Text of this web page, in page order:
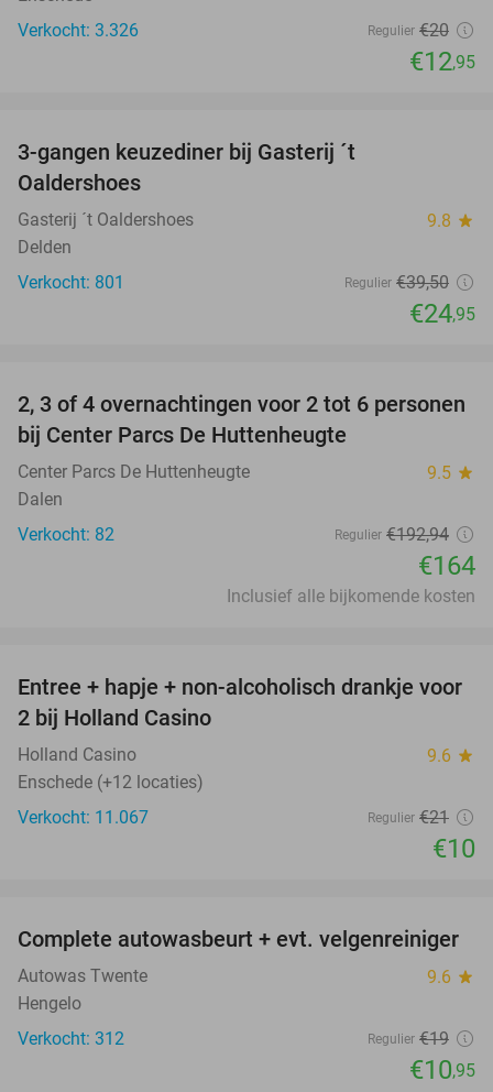
Verkocht: 3.326
Regulier €20
€12,95
3-gangen keuzediner bij Gasterij ´t
Oaldershoes
Gasterij ´t Oaldershoes 9.8 star
Delden
Verkocht: 801
Regulier €39,50
€24,95
15%
2, 3 of 4 overnachtingen voor 2 tot 6 personen
bij Center Parcs De Huttenheugte
Center Parcs De Huttenheugte 9.5 star
Dalen
Verkocht: 82
Regulier €192,94
€164
Inclusief alle bijkomende kosten
52%
Entree + hapje + non-alcoholisch drankje voor
2 bij Holland Casino
Holland Casino 9.6 star
Enschede (+12 locaties)
Verkocht: 11.067
Regulier €21
€10
42%
Complete autowasbeurt + evt. velgenreiniger
Autowas Twente 9.6 star
Hengelo
Verkocht: 312
Regulier €19
€10,95